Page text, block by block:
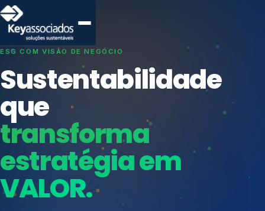
SISTEMAS DE GESTÃO OTIMIZADOS E INTEGRADOS
Conformidade que
protege seu
negócio.
Consultoria, auditoria e treinamentos em ISO 27001,
ISO 27701, ISO 42001, ISO 37001, ISO 9001, ISO
14001, ISO 45001, ONA e PNQ — Gestão de
Índices de Mercado
Mudanças Climáticas
Reputação e Cadeia
Reporte Regulatório